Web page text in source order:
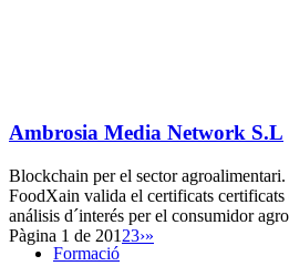
Formació
Ambrosia Media Network S.L
Blockchain per el sector
FoodXain valida el certificats certificats
análisis d´interés per el consumidor
Pàgina 1 de 201 23›»